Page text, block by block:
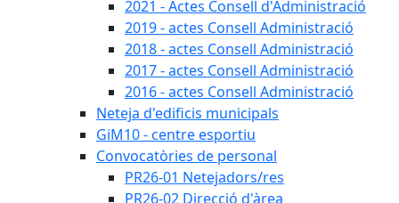
2021 - Actes Consell d'Administració
2019 - actes Consell Administració
2018 - actes Consell Administració
2017 - actes Consell Administració
2016 - actes Consell Administració
Neteja d'edificis municipals
GiM10 - centre esportiu
Convocatòries de personal
PR26-01 Netejadors/res
PR26-02 Direcció d'àrea